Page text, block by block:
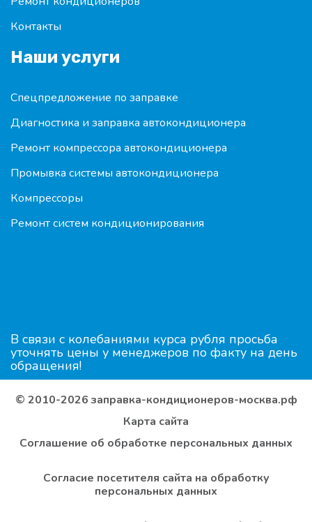
Контакты
Наши услуги
Спецпредложение по заправке
Диагностика и заправка автокондиционера
Ремонт компрессора автокондиционера
Промывка системы автокондиционера
Компрессоры
Ремонт систем кондиционирования
В связи с колебаниями курса рубля просьба
уточнять цены у менеджеров по факту на день
обращения!
© 2010-2026 заправка-кондиционеров-москва.рф
Карта сайта
Соглашение об обработке персональных данных
Согласие посетителя сайта на обработку
персональных данных